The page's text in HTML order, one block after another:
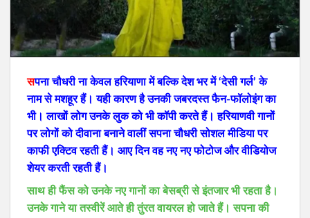
सपना चौधरी ना केवल हरियाणा में बल्कि देश भर में ‘देसी गर्ल’ के
नाम से मशहूर हैं। यही कारण है उनकी जबरदस्त फैन-फॉलोइंग का
भी। लाखों लोग उनके लुक को भी कॉपी करते हैं। हरियाणवी गानों
पर लोगों को दीवाना बनाने वालीं सपना चौधरी सोशल मीडिया पर
काफी एक्टिव रहती हैं। आए दिन वह नए नए फोटोज और वीडियोज
शेयर करती रहती हैं।
साथ ही फैंस को उनके नए गानों का बेसब्री से इंतजार भी रहता है।
उनके गाने या तस्वीरें आते ही तुंरत वायरल हो जाते हैं। सपना की